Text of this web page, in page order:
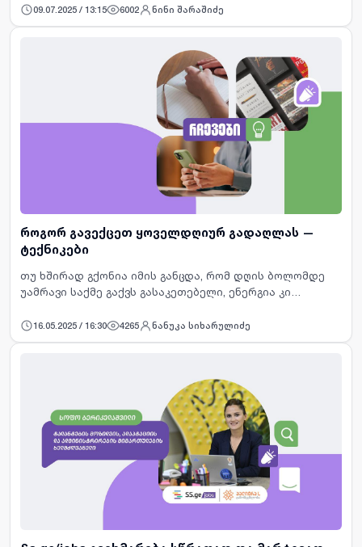
გვახლავს თან. „რომ არ გამომივიდეს?“, „ვაი თუ
შემეშალა?“, „გამოც…
09.07.2025 / 13:15 6002 ნინი შარაშიძე
როგორ გავექცეთ ყოველდღიურ გადაღლას —
ტექნიკები
თუ ხშირად გქონია იმის განცდა, რომ დღის ბოლომდე
უამრავი საქმე გაქვს გასაკეთებელი, ენერგია კი
ყოველდღიურობის ნაწილია. ასეთ მომენტებში გვიჭირს
იმის გაცნობიერება…
16.05.2025 / 16:30 4265 ნანუკა სიხარულიძე